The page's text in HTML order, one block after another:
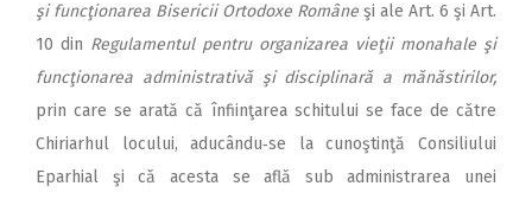
şi funcţionarea Bisericii Ortodoxe Române şi ale Art. 6 şi Art.
10 din Regulamentul pentru organizarea vieţii monahale şi
funcţionarea administrativă şi disciplinară a mănăstirilor,
prin care se arată că înfiinţarea schitului se face de către
Chiriarhul locului, aducându‑se la cunoştinţă Consiliului
Eparhial şi că acesta se află sub administrarea unei